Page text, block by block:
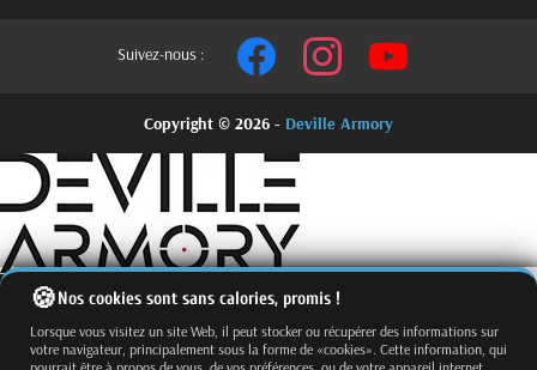
Suivez-nous :
Copyright © 2026 - Deville Armory
Nos cookies sont sans calories, promis !
Lorsque vous visitez un site Web, il peut stocker ou récupérer des informations sur
votre navigateur, principalement sous la forme de «cookies». Cette information, qui